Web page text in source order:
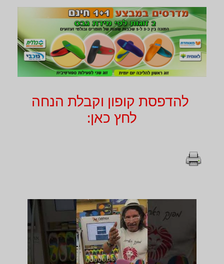
להדפסת קופון וקבלת הנחה
לחץ כאן: